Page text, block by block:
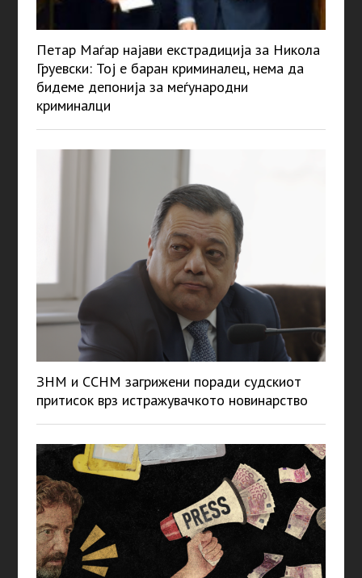
Петар Маѓар најави екстрадиција за Никола
Груевски: Тој е баран криминалец, нема да
бидеме депонија за меѓународни
криминалци
ЗНМ и ССНМ загрижени поради судскиот
притисок врз истражувачкото новинарство